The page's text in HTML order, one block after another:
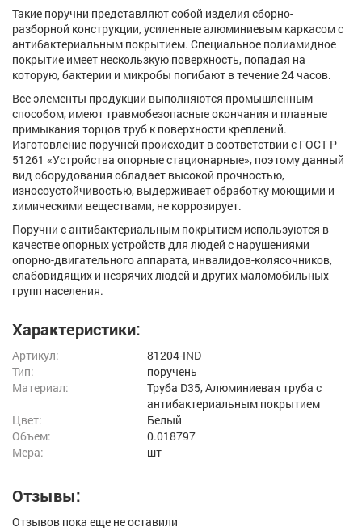
Такие поручни представляют собой изделия сборно-
разборной конструкции, усиленные алюминиевым каркасом с
антибактериальным покрытием. Специальное полиамидное
покрытие имеет нескользкую поверхность, попадая на
которую, бактерии и микробы погибают в течение 24 часов.
Все элементы продукции выполняются промышленным
способом, имеют травмобезопасные окончания и плавные
примыкания торцов труб к поверхности креплений.
Изготовление поручней происходит в соответствии с ГОСТ Р
51261 «Устройства опорные стационарные», поэтому данный
вид оборудования обладает высокой прочностью,
износоустойчивостью, выдерживает обработку моющими и
химическими веществами, не коррозирует.
Поручни с антибактериальным покрытием используются в
качестве опорных устройств для людей с нарушениями
опорно-двигательного аппарата, инвалидов-колясочников,
слабовидящих и незрячих людей и других маломобильных
групп населения.
Характеристики:
Артикул:
81204-IND
Тип:
поручень
Материал:
Труба D35, Алюминиевая труба с
антибактериальным покрытием
Цвет:
Белый
Объем:
0.018797
Мера:
шт
Отзывы:
Отзывов пока еще не оставили